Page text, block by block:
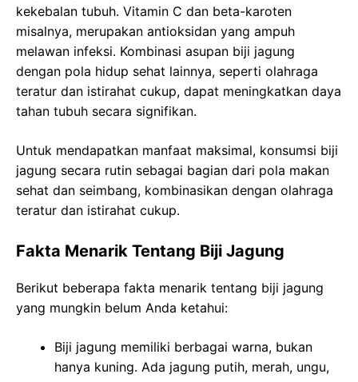
kekebalan tubuh. Vitamin C dan beta-karoten
misalnya, merupakan antioksidan yang ampuh
melawan infeksi. Kombinasi asupan biji jagung
dengan pola hidup sehat lainnya, seperti olahraga
teratur dan istirahat cukup, dapat meningkatkan daya
tahan tubuh secara signifikan.
Untuk mendapatkan manfaat maksimal, konsumsi biji
jagung secara rutin sebagai bagian dari pola makan
sehat dan seimbang, kombinasikan dengan olahraga
teratur dan istirahat cukup.
Fakta Menarik Tentang Biji Jagung
Berikut beberapa fakta menarik tentang biji jagung
yang mungkin belum Anda ketahui:
Biji jagung memiliki berbagai warna, bukan
hanya kuning. Ada jagung putih, merah, ungu,